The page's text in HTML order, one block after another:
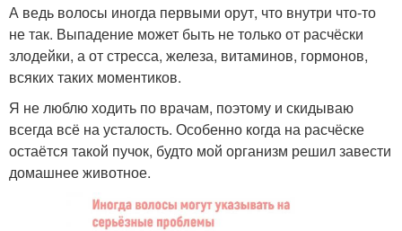
А ведь волосы иногда первыми орут, что внутри что-то
не так. Выпадение может быть не только от расчёски
злодейки, а от стресса, железа, витаминов, гормонов,
всяких таких моментиков.
Я не люблю ходить по врачам, поэтому и скидываю
всегда всё на усталость. Особенно когда на расчёске
остаётся такой пучок, будто мой организм решил завести
домашнее животное.